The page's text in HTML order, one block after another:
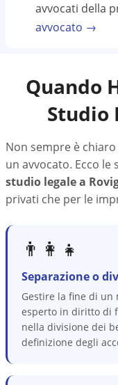
avvocati della
avvocato →
Quando
Studio
Non sempre è
un avvocato. Ecco
studio legale a
privati che per le
👨‍👩‍👧
Separazione o
Gestire la fine di un
esperto in diritto di
nella divisione dei
definizione degli